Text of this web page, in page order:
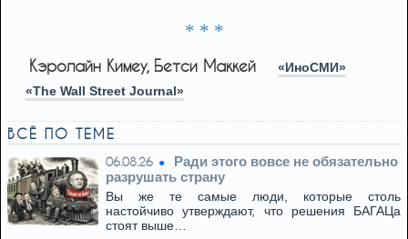
* * *
Кэролайн Кимеу, Бетси Маккей
«ИноСМИ»
«The Wall Street Journal»
ВСЁ ПО ТЕМЕ
06.08.26
Ради этого вовсе не обязательно
разрушать страну
Вы же те самые люди, которые столь
настойчиво утверждают, что решения БАГАЦа
стоят выше…